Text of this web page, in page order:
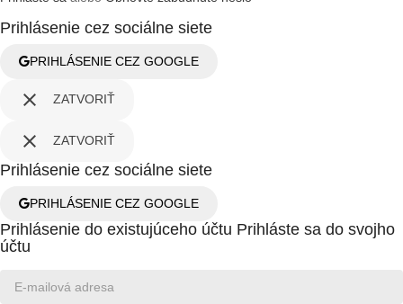
Prihlásenie cez sociálne siete
PRIHLÁSENIE CEZ GOOGLE
 ZATVORIŤ
 ZATVORIŤ
Prihlásenie cez sociálne siete
PRIHLÁSENIE CEZ GOOGLE
Prihlásenie do existujúceho účtu Prihláste sa do svojho
účtu